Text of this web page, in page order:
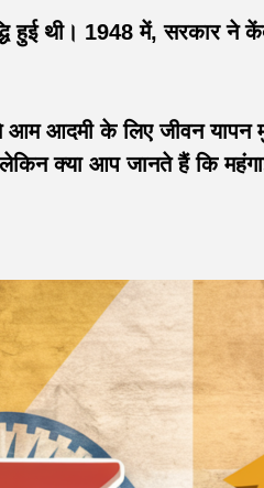
हुई थी। 1948 में, सरकार
के लिए जीवन यापन
लेकिन क्या आप जानते हैं कि